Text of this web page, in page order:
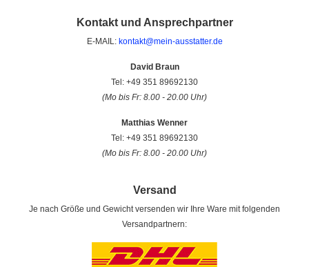
Kontakt und Ansprechpartner
E-MAIL: kontakt@mein-ausstatter.de
David Braun
Tel: +49 351 89692130
(Mo bis Fr: 8.00 - 20.00 Uhr)
Matthias Wenner
Tel: +49 351 89692130
(Mo bis Fr: 8.00 - 20.00 Uhr)
Versand
Je nach Größe und Gewicht versenden wir Ihre Ware mit folgenden
Versandpartnern: